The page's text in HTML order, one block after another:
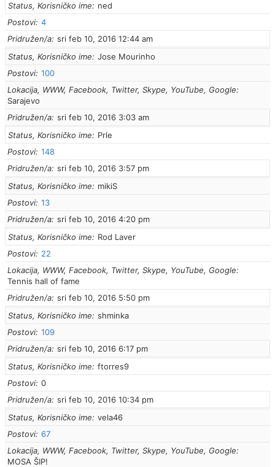
Status, Korisničko ime
ned
Postovi 4
Pridružen/a sri feb 10, 2016 12:44 am
Status, Korisničko ime
Jose Mourinho
Postovi 100
Lokacija, WWW, Facebook, Twitter, Skype, YouTube, Google
Sarajevo
Pridružen/a sri feb 10, 2016 3:03 am
Status, Korisničko ime
Prle
Postovi 148
Pridružen/a sri feb 10, 2016 3:57 pm
Status, Korisničko ime
mikiS
Postovi 13
Pridružen/a sri feb 10, 2016 4:20 pm
Status, Korisničko ime
Rod Laver
Postovi
22
Lokacija, WWW, Facebook, Twitter, Skype, YouTube, Google
Tennis hall of fame
Pridružen/a sri feb 10, 2016 5:50 pm
Status, Korisničko ime
shminka
Postovi 109
Pridružen/a sri feb 10, 2016 6:17 pm
Status, Korisničko ime
ftorres9
Postovi 0
Pridružen/a sri feb 10, 2016 10:34 pm
Status, Korisničko ime
vela46
Postovi 67
Lokacija, WWW, Facebook, Twitter, Skype, YouTube, Google
MOSA ŠIP!